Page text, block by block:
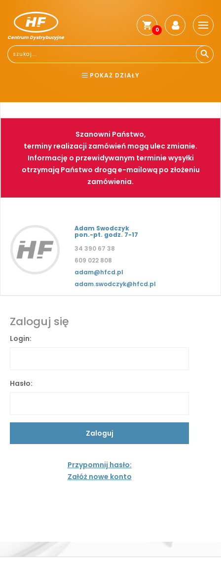
Centrum Dystrybucyjne
0
POKAŻ DZIAŁY
NARZĘDZIA SPAWALNICTWO
FARBY PNEUMATYKA
Szanowni Państwo,
terminy realizacji zamówień mogą ulec zmianie.
Informację o przewidywanym terminie wysyłki
otrzymają Państwo drogą e-mailową po złożeniu
zamówienia.
Adam Swodczyk
pon.-pt. godz. 7-17
34 390 67 38
609 022 808
adam@hfcd.pl
adam.swodczyk@hfcd.pl
Zaloguj się
Login:
Hasło:
Przypomnij hasło:
Załóż nowe konto